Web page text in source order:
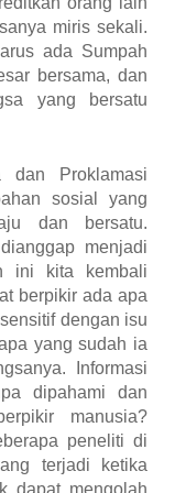
miris sekali.
ada Sumpah
bersama, dan
yang bersatu
dan
Proklamasi
sosial
yang
dan
bersatu.
dianggap menjadi
ini kita
kembali
berpikir ada apa
sensitif dengan isu
yang sudah ia
Informasi
dipahami
dan
manusia?
peneliti di
terjadi
ketika